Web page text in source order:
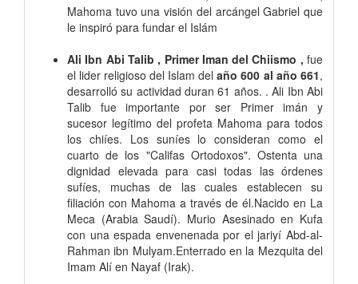
Mahoma tuvo una visión del arcángel Gabriel que
le inspiró para fundar el Islám
Ali Ibn Abi Talib , Primer Iman del Chiismo , fue
el lider religioso del Islam del año 600 al año 661,
desarrolló su actividad duran 61 años. . Ali Ibn Abi
Talib fue importante por ser Primer imán y
sucesor legítimo del profeta Mahoma para todos
los chiíes. Los suníes lo consideran como el
cuarto de los "Califas Ortodoxos". Ostenta una
dignidad elevada para casi todas las órdenes
sufíes, muchas de las cuales establecen su
filiación con Mahoma a través de él.Nacido en La
Meca (Arabia Saudí). Murio Asesinado en Kufa
con una espada envenenada por el jariyí Abd-al-
Rahman ibn Mulyam.Enterrado en la Mezquita del
Imam Alí en Nayaf (Irak).